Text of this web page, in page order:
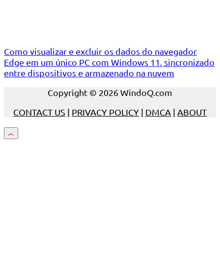
Como visualizar e excluir os dados do navegador
Edge em um único PC com Windows 11, sincronizado
entre dispositivos e armazenado na nuvem
Copyright © 2026 WindoQ.com
CONTACT US | PRIVACY POLICY | DMCA | ABOUT